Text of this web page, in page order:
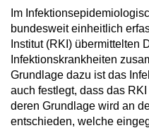
Im
bundesweit einheitlich
Institut (RKI) übermittelten
Infektionskrankheiten
Grundlage dazu ist das
auch festlegt, dass das
deren Grundlage wird an
entschieden, welche